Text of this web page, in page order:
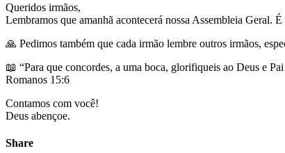
Queridos irmãos,
Lembramos que amanhã acontecerá nossa Assembleia Geral.
🙏 Pedimos também que cada irmão lembre outros irmãos,
📖 “Para que concordes, a uma boca, glorifiqueis ao Deus e
Romanos 15:6
Contamos com você!
Deus abençoe.
Share